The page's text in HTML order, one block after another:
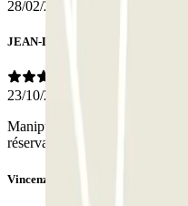
28/02/2026
JEAN-LUC
23/10/2025
Manipulation de la voiture du
réservation avec sérieux et
Vincenzo